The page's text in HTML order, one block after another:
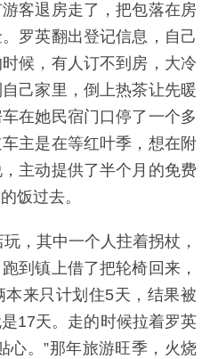
客退房走了，把包落在房
罗英翻出登记信息，自己
候，有人订不到房，大冷
己家里，倒上热茶让先暖
在她民宿门口停了一个多
主是在等红叶季，想在附
主动提供了半个月的免费
饭过去。
，其中一个人拄着拐杖，
到镇上借了把轮椅回来，
来只计划住5天，结果被
17天。走的时候拉着罗英
心。”那年旅游旺季，火烧